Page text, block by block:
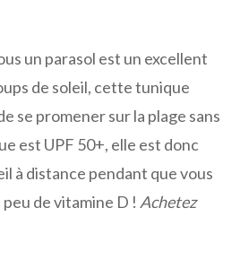
un parasol est un excellent
de soleil, cette tunique
se promener sur la plage sans
est UPF 50+, elle est donc
à distance pendant que vous
de vitamine D ! Achetez